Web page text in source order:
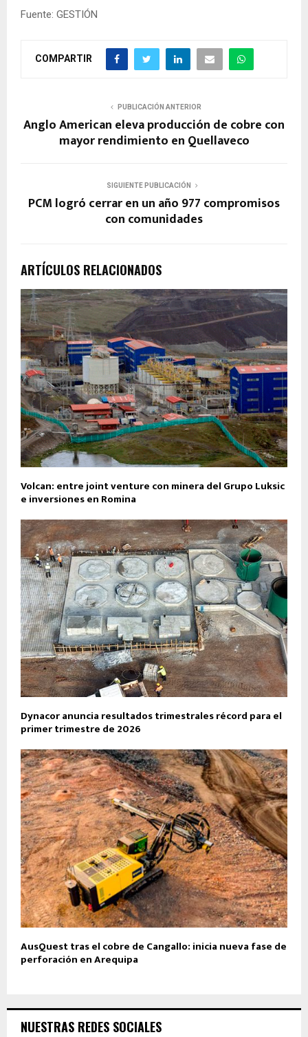
Fuente: GESTIÓN
COMPARTIR
PUBLICACIÓN ANTERIOR
Anglo American eleva producción de cobre con
mayor rendimiento en Quellaveco
SIGUIENTE PUBLICACIÓN
PCM logró cerrar en un año 977 compromisos
con comunidades
ARTÍCULOS RELACIONADOS
Volcan: entre joint venture con minera del Grupo Luksic
e inversiones en Romina
Dynacor anuncia resultados trimestrales récord para el
primer trimestre de 2026
AusQuest tras el cobre de Cangallo: inicia nueva fase de
perforación en Arequipa
NUESTRAS REDES SOCIALES